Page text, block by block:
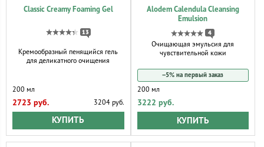
Classic Creamy Foaming Gel
13
Кремообразный пенящийся гель
для деликатного очищения
200 мл
2723 руб. 3204 руб.
КУПИТЬ
Alodem Calendula Cleansing
Emulsion
4
Очищающая эмульсия для
чувствительной кожи
−5% на первый заказ
200 мл
3222 руб.
КУПИТЬ